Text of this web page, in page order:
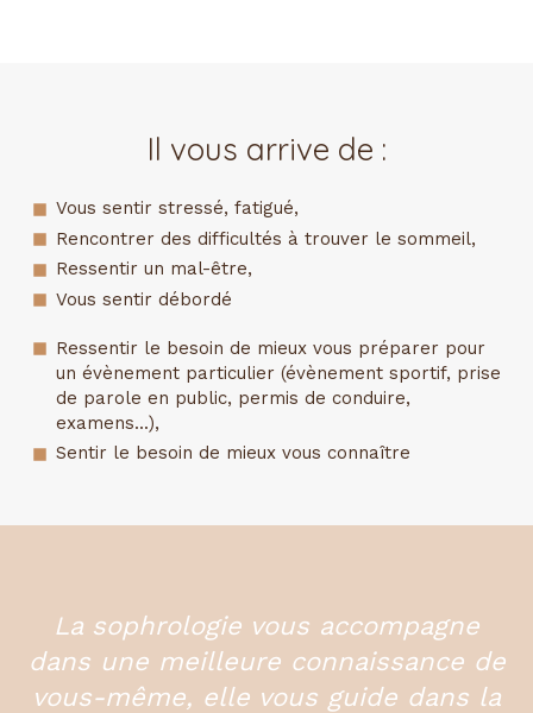
Il vous arrive de :
Vous sentir stressé, fatigué,
Rencontrer des difficultés à trouver le sommeil,
Ressentir un mal-être,
Vous sentir débordé
Ressentir le besoin de mieux vous préparer pour
un évènement particulier (évènement sportif, prise
de parole en public, permis de conduire,
examens...),
Sentir le besoin de mieux vous connaître
La sophrologie vous accompagne
dans une meilleure connaissance de
vous-même, elle vous guide dans la